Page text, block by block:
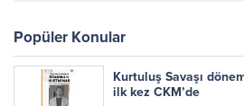
Popüler Konular
Kurtuluş Savaşı
ilk kez CKM’de